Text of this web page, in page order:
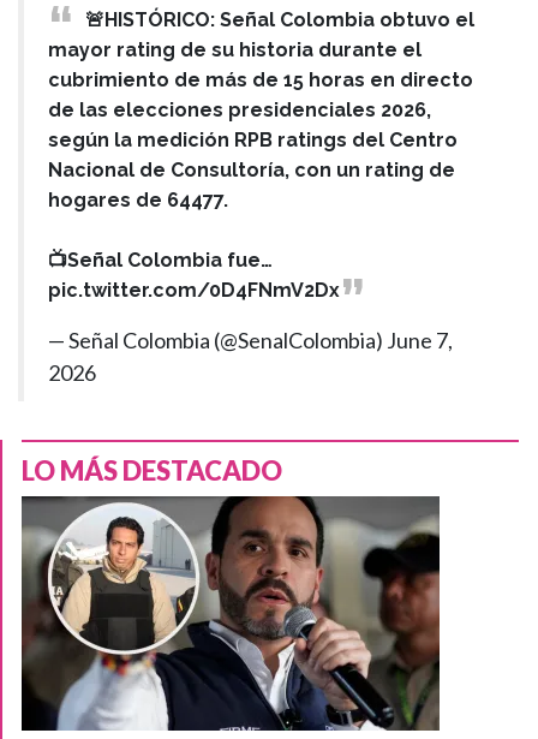
🚨HISTÓRICO: Señal Colombia obtuvo el
mayor rating de su historia durante el
cubrimiento de más de 15 horas en directo
de las elecciones presidenciales 2026,
según la medición RPB ratings del Centro
Nacional de Consultoría, con un rating de
hogares de 64477.
📺Señal Colombia fue…
pic.twitter.com/0D4FNmV2Dx
— Señal Colombia (@SenalColombia) June 7,
2026
LO MÁS DESTACADO